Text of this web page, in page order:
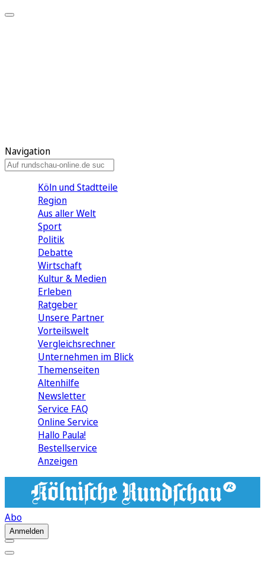
Navigation
Köln und Stadtteile
Region
Aus aller Welt
Sport
Politik
Debatte
Wirtschaft
Kultur & Medien
Erleben
Ratgeber
Unsere Partner
Vorteilswelt
Vergleichsrechner
Unternehmen im Blick
Themenseiten
Altenhilfe
Newsletter
Service FAQ
Online Service
Hallo Paula!
Bestellservice
Anzeigen
Abo
Anmelden